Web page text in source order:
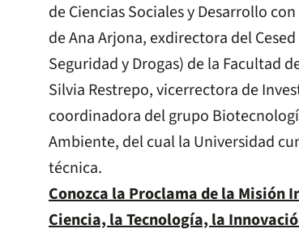
de Ciencias Sociales y Desarrollo
de Ana Arjona, exdirectora del
Seguridad y Drogas) de la Facultad
Silvia Restrepo, vicerrectora de
coordinadora del grupo
Ambiente, del cual la Universidad
técnica.
Conozca la Proclama de la Misión
Ciencia, la Tecnología, la